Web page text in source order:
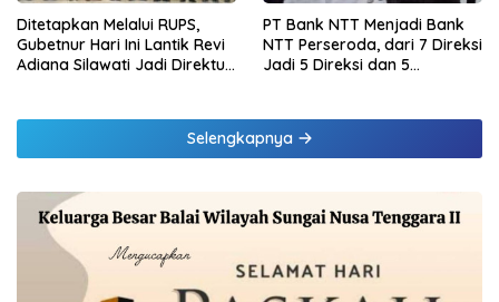
Ditetapkan Melalui RUPS,
Gubetnur Hari Ini Lantik Revi
Adiana Silawati Jadi Direktur
PT Bank NTT Menjadi Bank
NTT Perseroda, dari 7 Direksi
Jadi 5 Direksi dan 5
Selengkapnya